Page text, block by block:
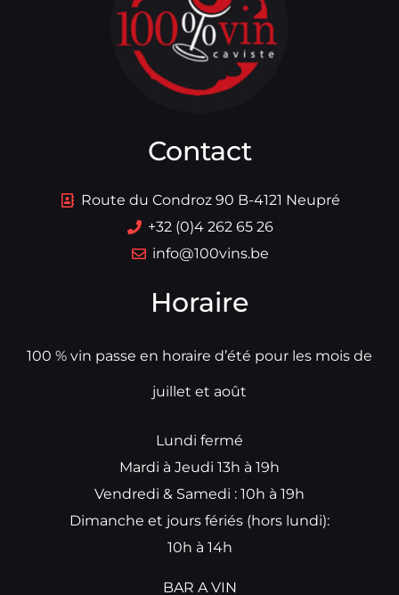
Contact
Route du Condroz 90 B-4121 Neupré
+32 (0)4 262 65 26
info@100vins.be
Horaire
100 % vin passe en horaire d’été pour les mois de
juillet et août
Lundi fermé
Mardi à Jeudi 13h à 19h
Vendredi & Samedi : 10h à 19h
Dimanche et jours fériés (hors lundi):
10h à 14h
BAR A VIN